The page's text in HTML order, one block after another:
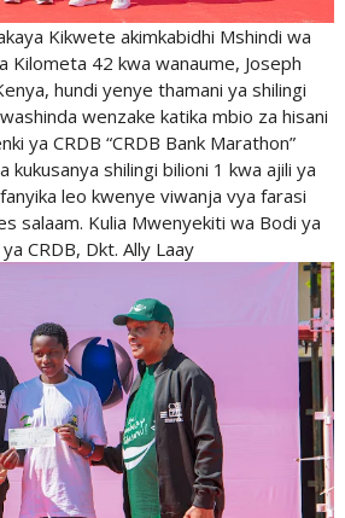
Kikwete akimkabidhi Mshindi wa
Kilometa 42 kwa wanaume, Joseph
hundi yenye thamani ya shilingi
wenzake katika mbio za hisani
ya CRDB “CRDB Bank Marathon”
kukusanya shilingi bilioni 1 kwa ajili ya
leo kwenye viwanja vya farasi
salaam. Kulia Mwenyekiti wa Bodi ya
CRDB, Dkt. Ally Laay